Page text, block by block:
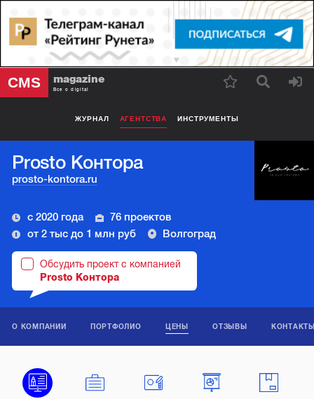
CMS magazine
Все о digital
ЖУРНАЛ АГЕНТСТВА ИНСТРУМЕНТЫ
Prosto Контора
prosto-kontora.ru
с 2020 года
76 проектов
от 2 тыс до 1 млн руб
Волгоград
Обсудить проект с компанией
Prosto Контора
О КОМПАНИИ ПОРТФОЛИО ЦЕНЫ ОТЗЫВЫ